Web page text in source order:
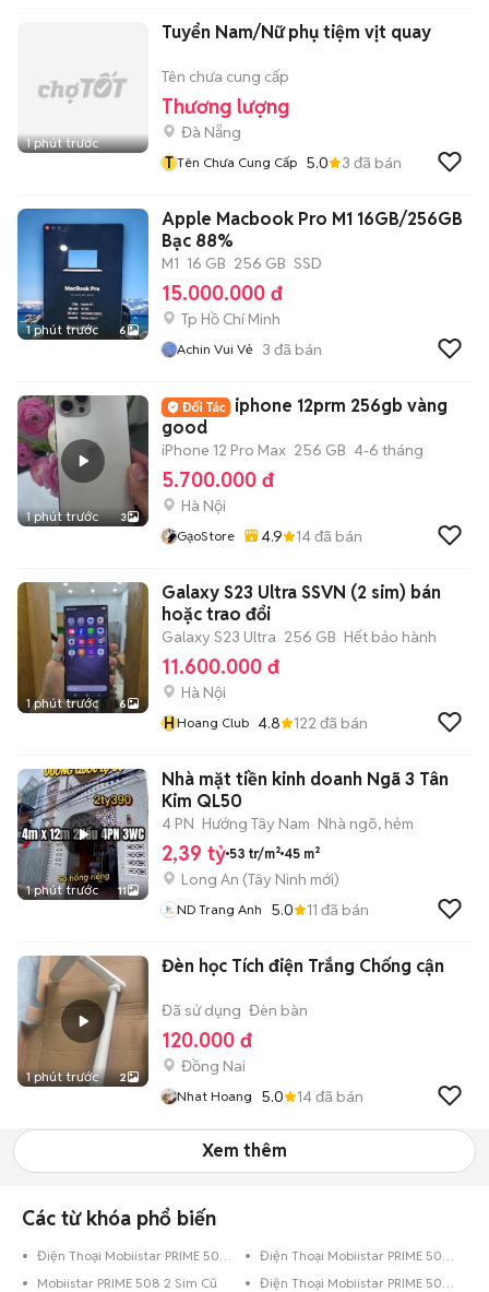
1 phút trước
Tuyển Nam/Nữ phụ tiệm vịt quay
Tên chưa cung cấp
Thương lượng
Đà Nẵng
T Tên Chưa Cung Cấp 5.0 3 đã bán
1 phút trước 6
Apple Macbook Pro M1 16GB/256GB
Bạc 88%
M1 16 GB 256 GB SSD
15.000.000 đ
Tp Hồ Chí Minh
Achin Vui Vẻ 3 đã bán
1 phút trước 3
iphone 12prm 256gb vàng
good
iPhone 12 Pro Max 256 GB 4-6 tháng
5.700.000 đ
Hà Nội
GạoStore 4.9 14đã bán
1 phút trước 6
Galaxy S23 Ultra SSVN (2 sim) bán
hoặc trao đổi
Galaxy S23 Ultra 256 GB Hết bảo hành
11.600.000 đ
Hà Nội
HHoang Club 4.8 122 đã bán
1 phút trước 11
Nhà mặt tiền kinh doanh Ngã 3 Tân
Kim QL50
4 PN Hướng Tây Nam Nhà ngõ, hẻm
2,39 tỷ 53 tr/m² 45 m²
Long An (Tây Ninh mới)
ND Trang Anh 5.0 11 đã bán
1 phút trước 2
Đèn học Tích điện Trắng Chống cận
Đã sử dụng Đèn bàn
120.000 đ
Đồng Nai
Nhat Hoang 5.0 14đã bán
Xem thêm
Các từ khóa phổ biến
Điện Thoại Mobiistar PRIME 508 8GB Trắng
Điện Thoại Mobiistar PRIME 508 8GB Đen Bóng
Mobiistar PRIME 508 2 Sim Cũ
Điện Thoại Mobiistar PRIME 508 16GB Đen Bóng